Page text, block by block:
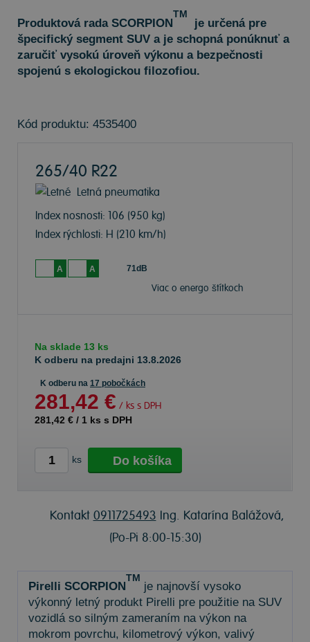
Produktová rada SCORPION
TM
je určená pre
špecifický segment SUV a je schopná ponúknuť a
zaručiť vysokú úroveň výkonu a bezpečnosti
spojenú s ekologickou filozofiou.
Kód produktu: 4535400
265/40 R22
Letná pneumatika
Index nosnosti: 106 (950 kg)
Index rýchlosti: H (210 km/h)
A A 71dB
Viac o energo štítkoch
Na sklade 13 ks
K odberu na predajni 13.8.2026
K odberu na 17 pobočkách
281,42 € / ks s DPH
281,42 € / 1 ks s DPH
ks Do košíka
Kontakt 0911725493 Ing. Katarína Balážová,
(Po-Pi 8:00-15:30)
Pirelli SCORPION
TM
je najnovší vysoko
výkonný letný produkt Pirelli pre použitie na SUV
vozidlá so silným zameraním na výkon na
mokrom povrchu, kilometrový výkon, valivý